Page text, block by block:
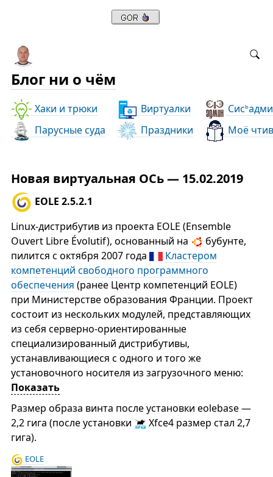
Блог ни о чём
Хаки и трюки Виртуалки Сись
Парусные суда
Праздники Моё
Новая виртуальная ОСь — 15.02.2019
EOLE 2.5.2.1
Linux-дистрибутив из проекта EOLE (Ensemble
Ouvert Libre Évolutif), основанный на
бубунте,
пилится с октября 2007 года
Кластером
компетенций свободного программного
обеспечения (ранее Центр компетенций EOLE)
при Министерстве образования Франции. Проект
состоит из нескольких модулей, представляющих
из себя серверно-ориентированные
специализированный дистрибутивы,
устанавливающиеся с одного и того же
установочного носителя из загрузочного меню:
Показать
Размер образа винта после установки eolebase —
2,2 гига (после установки
Xfce4 размер стал 2,7
гига).
EOLE